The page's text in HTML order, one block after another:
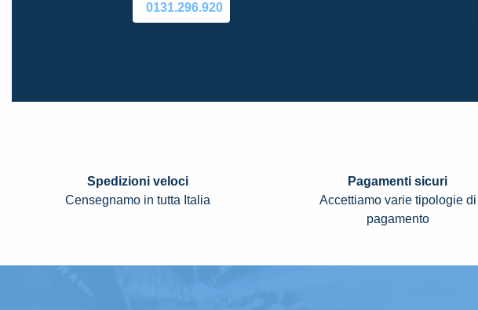
0131.296.920
Spedizioni veloci
Censegnamo in tutta Italia
Pagamenti sicuri
Accettiamo varie tipologie di
pagamento